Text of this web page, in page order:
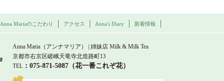
Anna Mariaのこだわり アクセス Anna's Diary 新着情報
紅茶専門店 Anna Maria
Anna Maria（アンナマリア） | 姉妹店 Milk & Milk Tea
京都市右京区嵯峨天竜寺北造路町13
TEL ：075-871-5087（花一番これぞ花）